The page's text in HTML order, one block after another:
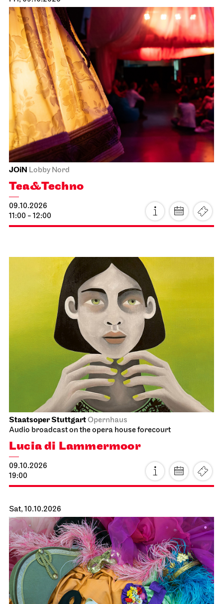
Staatsoper StuttgartOpernhaus
First performance this season
I Did It My Way
08.10.2026
19:30 - 21:15
Fri, 09.10.2026
Lobby Nord
Tea&Techno
Staatsoper StuttgartOpernhaus
Audio broadcast on the opera house forecourt